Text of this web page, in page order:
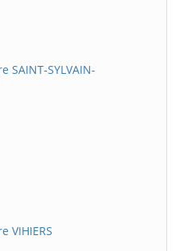
SYLVAIN-
VIHIERS